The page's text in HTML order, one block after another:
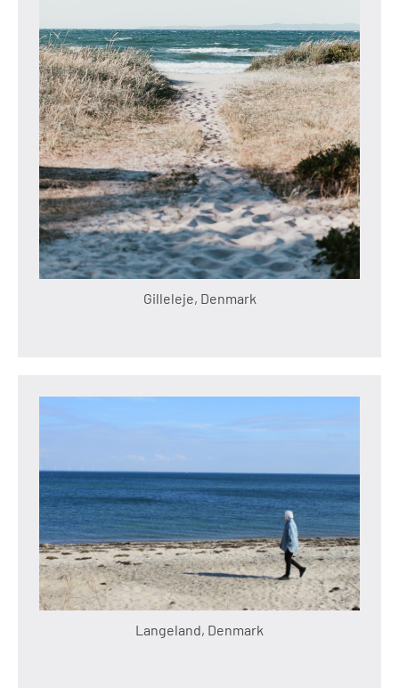
Gilleleje, Denmark
Langeland, Denmark